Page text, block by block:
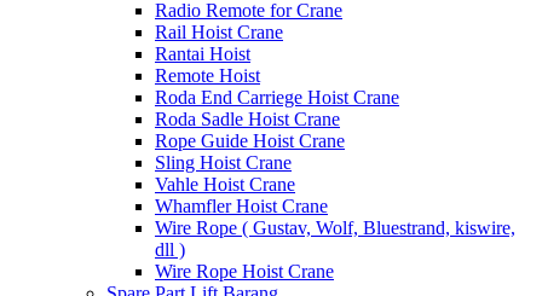
Radio Remote for Crane
Rail Hoist Crane
Rantai Hoist
Remote Hoist
Roda End Carriege Hoist Crane
Roda Sadle Hoist Crane
Rope Guide Hoist Crane
Sling Hoist Crane
Vahle Hoist Crane
Whamfler Hoist Crane
Wire Rope ( Gustav, Wolf, Bluestrand, kiswire,
dll )
Wire Rope Hoist Crane